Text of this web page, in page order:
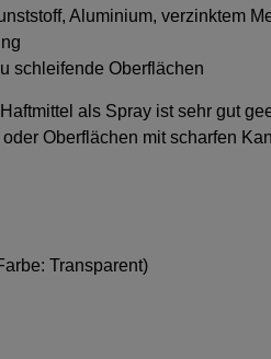
Aluminium, verzinktem
schleifende Oberflächen
als Spray ist sehr gut
Oberflächen mit scharfen
Transparent)